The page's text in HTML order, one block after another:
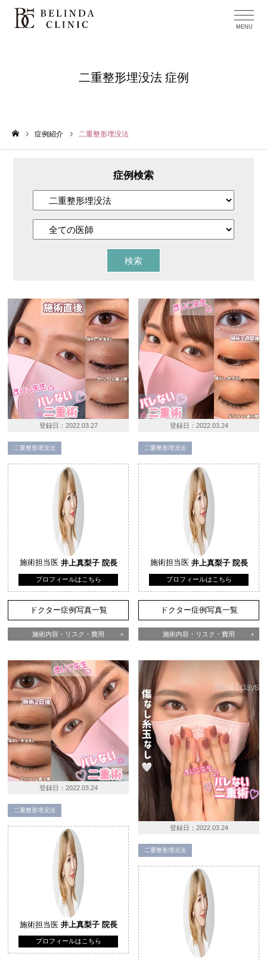
二重整形埋没法 症例
症例紹介 二重整形埋没法
症例検索
登録日： 2022.03.27
二重整形埋没法
施術担当医 井上真梨子 院長
プロフィールはこちら
ドクター症例写真一覧
施術内容・リスク・費用
登録日： 2022.03.24
二重整形埋没法
施術担当医 井上真梨子 院長
プロフィールはこちら
ドクター症例写真一覧
施術内容・リスク・費用
登録日： 2022.03.24
二重整形埋没法
施術担当医 井上真梨子 院長
プロフィールはこちら
登録日： 2022.03.24
二重整形埋没法